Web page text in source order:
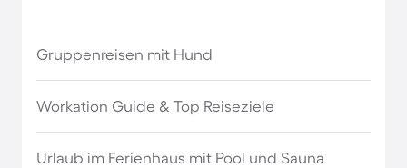
Ferienhäuser & Ferienwohnung mit Hund in
Deutschland
Ferienhäuser mit Frühstück in Deutschland
Gruppenreisen mit Hund
Workation Guide & Top Reiseziele
Urlaub im Ferienhaus mit Pool und Sauna